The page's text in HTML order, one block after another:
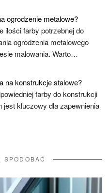
ogrodzenie metalowe?
ilości farby potrzebnej do
ogrodzenia metalowego
malowania. Warto…
na konstrukcje stalowe?
farby do konstrukcji
jest kluczowy dla zapewnienia
SPODOBAĆ